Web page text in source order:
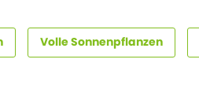
Volle Sonnenpflanzen